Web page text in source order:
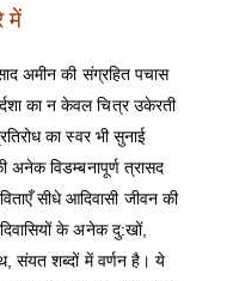
में
अमीन की संग्रहित पचास
का न केवल चित्र उकेरती
का स्वर भी सुनाई
विडम्बनापूर्ण त्रासद
सीधे आदिवासी जीवन की
के अनेक दु:खों,
संयत शब्दों में वर्णन है। ये